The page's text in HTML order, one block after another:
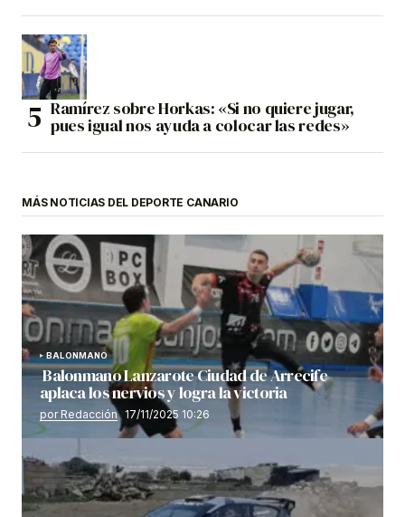
Ramírez sobre Horkas: «Si no quiere jugar,
pues igual nos ayuda a colocar las redes»
MÁS NOTICIAS DEL DEPORTE CANARIO
BALONMANO
Balonmano Lanzarote Ciudad de Arrecife
aplaca los nervios y logra la victoria
por Redacción 17/11/2025 10:26